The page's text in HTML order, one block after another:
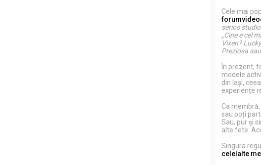
Cele mai
serios
„Cine e cel
Vixen?
Preziosa
În prezent,
modele
din Iași,
experiențe
Ca
sau poți
Sau, pur și
alte fete.
Singura
celelalte